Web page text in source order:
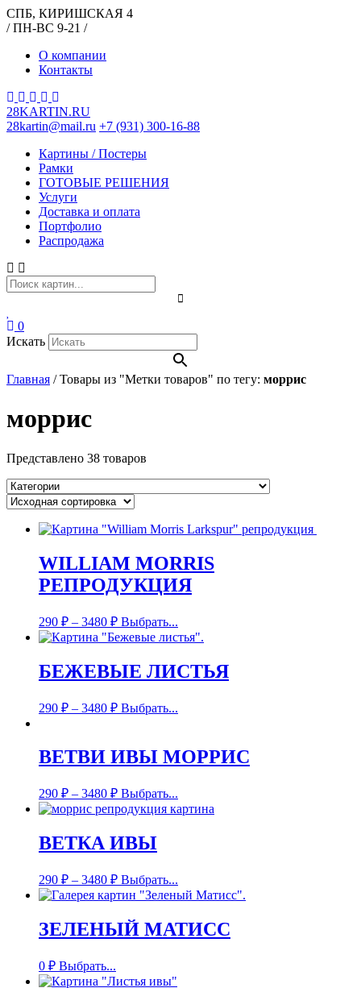
СПБ, КИРИШСКАЯ 4
/ ПН-ВС 9-21 /
О компании
Контакты
28KARTIN.RU
28kartin@mail.ru +7 (931) 300-16-88
Картины / Постеры
Рамки
ГОТОВЫЕ РЕШЕНИЯ
Услуги
Доставка и оплата
Портфолио
Распродажа
0
Искать
Главная /Товары из "Метки товаров" по тегу: моррис
моррис
Представлено 38 товаров
WILLIAM MORRIS
РЕПРОДУКЦИЯ
290 ₽ – 3480 ₽ Выбрать...
БЕЖЕВЫЕ ЛИСТЬЯ
290 ₽ – 3480 ₽ Выбрать...
ВЕТВИ ИВЫ МОРРИС
290 ₽ – 3480 ₽ Выбрать...
ВЕТКА ИВЫ
290 ₽ – 3480 ₽ Выбрать...
ЗЕЛЕНЫЙ МАТИСС
0 ₽ Выбрать...